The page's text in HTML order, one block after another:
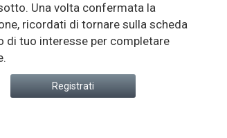
Una volta confermata la
ricordati di tornare sulla scheda
di tuo interesse per completare
Registrati